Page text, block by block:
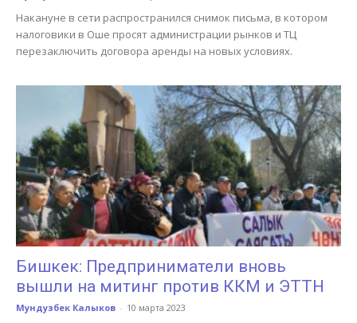
Накануне в сети распространился снимок письма, в котором
налоговики в Оше просят администрации рынков и ТЦ
перезаключить договора аренды на новых условиях.
Бишкек: Предприниматели вновь
вышли на митинг против ККМ и ЭТТН
Мундузбек Калыков - 10 марта 2023